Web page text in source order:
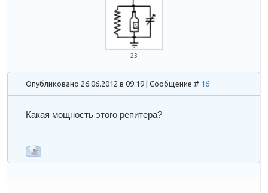
23
Опубликовано 26.06.2012 в 09:19 | Сообщение # 16
Какая мощность этого репитера?